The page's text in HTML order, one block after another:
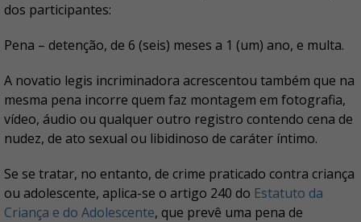
dos participantes:
Pena – detenção, de 6 (seis) meses a 1 (um) ano, e multa.
A novatio legis incriminadora acrescentou também que na
mesma pena incorre quem faz montagem em fotografia,
vídeo, áudio ou qualquer outro registro contendo cena de
nudez, de ato sexual ou libidinoso de caráter íntimo.
Se se tratar, no entanto, de crime praticado contra criança
ou adolescente, aplica-se o artigo 240 do Estatuto da
Criança e do Adolescente, que prevê uma pena de